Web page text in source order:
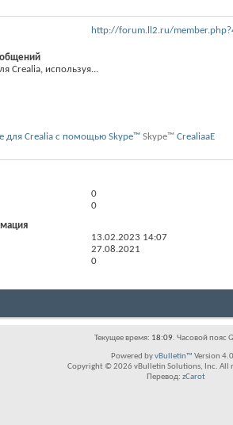
http://forum.ll2.ru/
Crealia, используя...
Skype™ CrealiaaE
0
0
13.02.2023 14:07
27.08.2021
0
Текущее время: 18:09. Часовой пояс
Powered byvBulletin™ Version
Copyright © 2026 vBulletin Solutions, Inc. All
Перевод: zCarot